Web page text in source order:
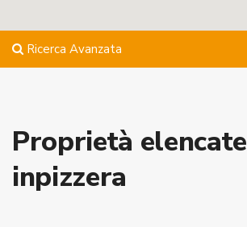
Ricerca Avanzata
Proprietà elencate
inpizzera